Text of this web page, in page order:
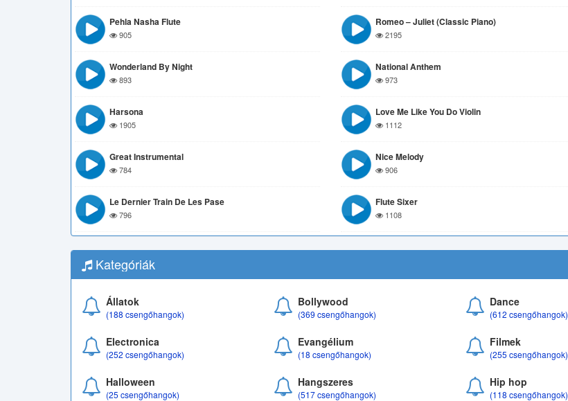
Pehla Nasha Flute
905
Romeo – Juliet (Classic Piano)
2195
Wonderland By Night
893
National Anthem
973
Harsona
1905
Love Me Like You Do Violin
1112
Great Instrumental
784
Nice Melody
906
Le Dernier Train De Les Pase
796
Flute Sixer
1108
Kategóriák
Állatok
(188 csengőhangok)
Bollywood
(369 csengőhangok)
Dance
(612 csengőhangok)
Electronica
(252 csengőhangok)
Evangélium
(18 csengőhangok)
Filmek
(255 csengőhangok)
Halloween
(25 csengőhangok)
Hangszeres
(517 csengőhangok)
Hip hop
(118 csengőhangok)